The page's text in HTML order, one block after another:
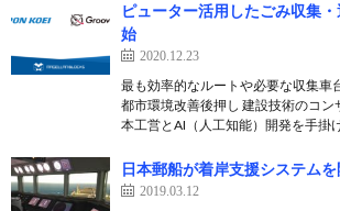
ピューター活用したごみ収集
始
2020.12.23
最も効率的なルートや必要な収集車
都市環境改善後押し 建設技術のコン
本工営とAI（人工知能）開発を手掛
日本郵船が着岸支援システム
2019.03.12